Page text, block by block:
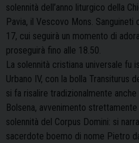
solennità dell’anno liturgico della
Pavia, il Vescovo Mons.
17, cui seguirà un momento di
proseguirà fino alle 18.50.
La solennità cristiana universale fu
Urbano IV, con la bolla Transiturus
si fa risalire tradizionalmente
Bolsena, avvenimento
solennità del Corpus Domini: si
sacerdote boemo di nome Pietro